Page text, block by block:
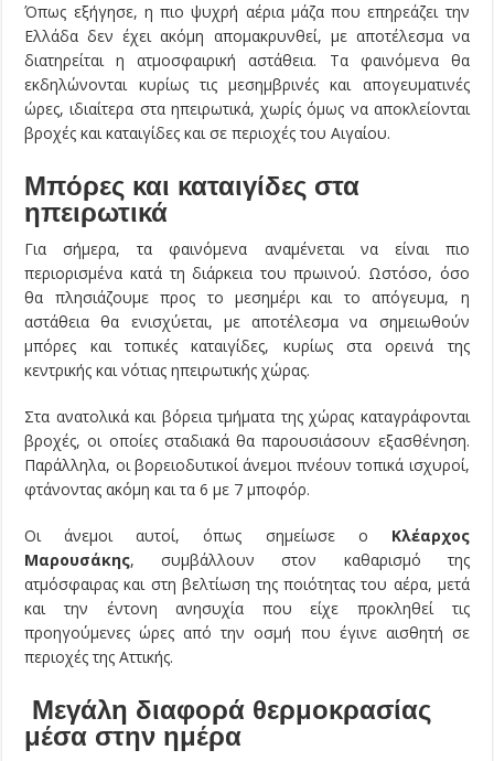
Όπως εξήγησε, η πιο ψυχρή αέρια μάζα που επηρεάζει την
Ελλάδα δεν έχει ακόμη απομακρυνθεί, με αποτέλεσμα να
διατηρείται η ατμοσφαιρική αστάθεια. Τα φαινόμενα θα
εκδηλώνονται κυρίως τις μεσημβρινές και απογευματινές
ώρες, ιδιαίτερα στα ηπειρωτικά, χωρίς όμως να αποκλείονται
βροχές και καταιγίδες και σε περιοχές του Αιγαίου.
Μπόρες και καταιγίδες στα
ηπειρωτικά
Για σήμερα, τα φαινόμενα αναμένεται να είναι πιο
περιορισμένα κατά τη διάρκεια του πρωινού. Ωστόσο, όσο
θα πλησιάζουμε προς το μεσημέρι και το απόγευμα, η
αστάθεια θα ενισχύεται, με αποτέλεσμα να σημειωθούν
μπόρες και τοπικές καταιγίδες, κυρίως στα ορεινά της
κεντρικής και νότιας ηπειρωτικής χώρας.
Στα ανατολικά και βόρεια τμήματα της χώρας καταγράφονται
βροχές, οι οποίες σταδιακά θα παρουσιάσουν εξασθένηση.
Παράλληλα, οι βορειοδυτικοί άνεμοι πνέουν τοπικά ισχυροί,
φτάνοντας ακόμη και τα 6 με 7 μποφόρ.
Οι άνεμοι αυτοί, όπως σημείωσε ο Κλέαρχος
Μαρουσάκης, συμβάλλουν στον καθαρισμό της
ατμόσφαιρας και στη βελτίωση της ποιότητας του αέρα, μετά
και την έντονη ανησυχία που είχε προκληθεί τις
προηγούμενες ώρες από την οσμή που έγινε αισθητή σε
περιοχές της Αττικής.
Μεγάλη διαφορά θερμοκρασίας
μέσα στην ημέρα